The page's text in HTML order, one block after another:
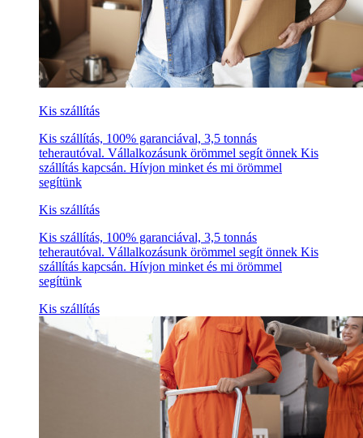
Kis szállítás
Kis szállítás, 100% garanciával, 3,5 tonnás
teherautóval. Vállalkozásunk örömmel segít önnek Kis
szállítás kapcsán. Hívjon minket és mi örömmel
segítünk
Kis szállítás
Kis szállítás, 100% garanciával, 3,5 tonnás
teherautóval. Vállalkozásunk örömmel segít önnek Kis
szállítás kapcsán. Hívjon minket és mi örömmel
segítünk
Kis szállítás